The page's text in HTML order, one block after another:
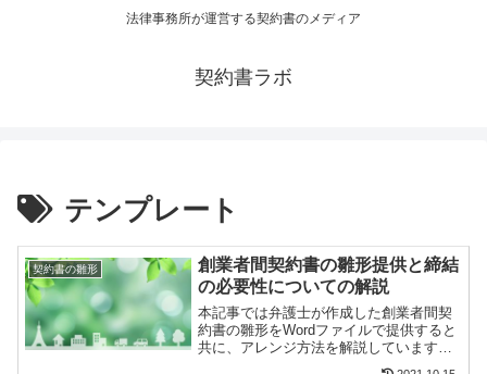
法律事務所が運営する契約書のメディア
契約書ラボ
テンプレート
契約書の雛形
創業者間契約書の雛形提供と締結
の必要性についての解説
本記事では弁護士が作成した創業者間契
約書の雛形をWordファイルで提供すると
共に、アレンジ方法を解説しています。
締結の必要性についても記載していま